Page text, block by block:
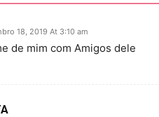
18, 2019 At 3:10 am
de mim com Amigos dele